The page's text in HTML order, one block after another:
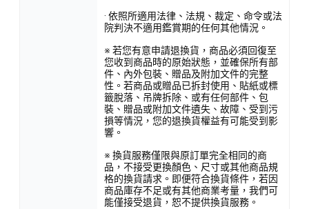
· 依照所適用法律、法規、裁定、命令或法
院判決不適用鑑賞期的任何其他情況。
※ 若您有意申請退換貨，商品必須回復至
您收到商品時的原始狀態，並確保所有部
件、內外包裝、贈品及附加文件的完整
性。若商品或贈品已拆封使用、貼紙或標
籤脫落、吊牌拆除、或有任何部件、包
裝、贈品或附加文件遺失、故障、受到污
損等情況，您的退換貨權益有可能受到影
響。
※ 換貨服務僅限與原訂單完全相同的商
品，不接受更換顏色、尺寸或其他商品規
格的換貨請求。即便符合換貨條件，若因
商品庫存不足或有其他商業考量，我們可
能僅接受退貨，恕不提供換貨服務。